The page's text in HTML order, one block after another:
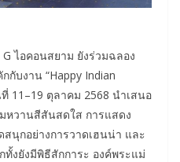
ไอคอนสยาม ยังร่วมฉลอง
กับงาน “Happy Indian
11–19 ตุลาคม 2568 นำเสนอ
หวานสีสันสดใส การแสดง
นุกอย่างการวาดเฮนน่า และ
งยังมีพิธีสักการะ องค์พระแม่